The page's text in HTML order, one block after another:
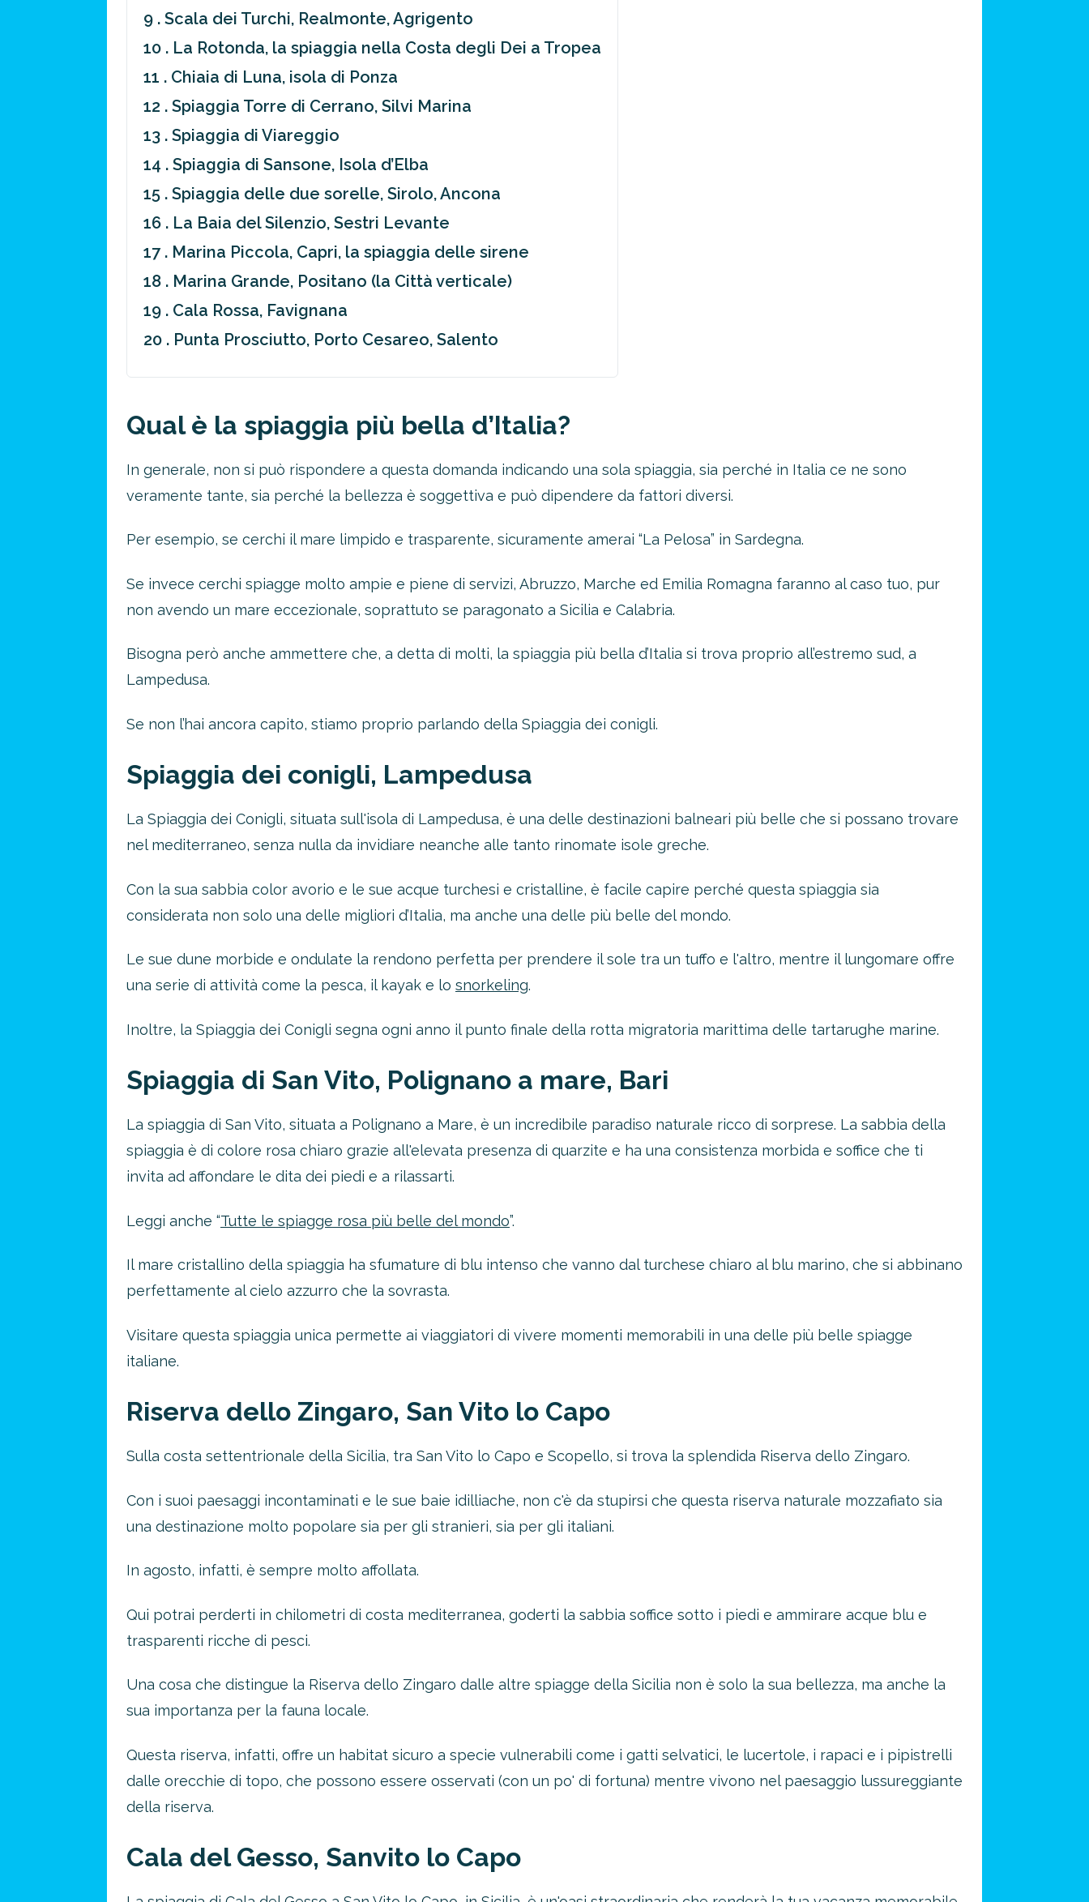
9 . Scala dei Turchi, Realmonte, Agrigento
10 . La Rotonda, la spiaggia nella Costa degli Dei a Tropea
11 . Chiaia di Luna, isola di Ponza
12 . Spiaggia Torre di Cerrano, Silvi Marina
13 . Spiaggia di Viareggio
14 . Spiaggia di Sansone, Isola d’Elba
15 . Spiaggia delle due sorelle, Sirolo, Ancona
16 . La Baia del Silenzio, Sestri Levante
17 . Marina Piccola, Capri, la spiaggia delle sirene
18 . Marina Grande, Positano (la Città verticale)
19 . Cala Rossa, Favignana
20 . Punta Prosciutto, Porto Cesareo, Salento
Qual è la spiaggia più bella d’Italia?
In generale, non si può rispondere a questa domanda indicando una sola spiaggia, sia perché in Italia ce ne sono
veramente tante, sia perché la bellezza è soggettiva e può dipendere da fattori diversi.
Per esempio, se cerchi il mare limpido e trasparente, sicuramente amerai “La Pelosa” in Sardegna.
Se invece cerchi spiagge molto ampie e piene di servizi, Abruzzo, Marche ed Emilia Romagna faranno al caso tuo, pur
non avendo un mare eccezionale, soprattuto se paragonato a Sicilia e Calabria.
Bisogna però anche ammettere che, a detta di molti, la spiaggia più bella d’Italia si trova proprio all’estremo sud, a
Lampedusa.
Se non l’hai ancora capito, stiamo proprio parlando della Spiaggia dei conigli.
Spiaggia dei conigli, Lampedusa
La Spiaggia dei Conigli, situata sull'isola di Lampedusa, è una delle destinazioni balneari più belle che si possano trovare
nel mediterraneo, senza nulla da invidiare neanche alle tanto rinomate isole greche.
Con la sua sabbia color avorio e le sue acque turchesi e cristalline, è facile capire perché questa spiaggia sia
considerata non solo una delle migliori d’Italia, ma anche una delle più belle del mondo.
Le sue dune morbide e ondulate la rendono perfetta per prendere il sole tra un tuffo e l'altro, mentre il lungomare offre
una serie di attività come la pesca, il kayak e lo snorkeling.
Inoltre, la Spiaggia dei Conigli segna ogni anno il punto finale della rotta migratoria marittima delle tartarughe marine.
Spiaggia di San Vito, Polignano a mare, Bari
La spiaggia di San Vito, situata a Polignano a Mare, è un incredibile paradiso naturale ricco di sorprese. La sabbia della
spiaggia è di colore rosa chiaro grazie all'elevata presenza di quarzite e ha una consistenza morbida e soffice che ti
invita ad affondare le dita dei piedi e a rilassarti.
Leggi anche “Tutte le spiagge rosa più belle del mondo”.
Il mare cristallino della spiaggia ha sfumature di blu intenso che vanno dal turchese chiaro al blu marino, che si abbinano
perfettamente al cielo azzurro che la sovrasta.
Visitare questa spiaggia unica permette ai viaggiatori di vivere momenti memorabili in una delle più belle spiagge
italiane.
Riserva dello Zingaro, San Vito lo Capo
Sulla costa settentrionale della Sicilia, tra San Vito lo Capo e Scopello, si trova la splendida Riserva dello Zingaro.
Con i suoi paesaggi incontaminati e le sue baie idilliache, non c'è da stupirsi che questa riserva naturale mozzafiato sia
una destinazione molto popolare sia per gli stranieri, sia per gli italiani.
In agosto, infatti, è sempre molto affollata.
Qui potrai perderti in chilometri di costa mediterranea, goderti la sabbia soffice sotto i piedi e ammirare acque blu e
trasparenti ricche di pesci.
Una cosa che distingue la Riserva dello Zingaro dalle altre spiagge della Sicilia non è solo la sua bellezza, ma anche la
sua importanza per la fauna locale.
Questa riserva, infatti, offre un habitat sicuro a specie vulnerabili come i gatti selvatici, le lucertole, i rapaci e i pipistrelli
dalle orecchie di topo, che possono essere osservati (con un po' di fortuna) mentre vivono nel paesaggio lussureggiante
della riserva.
Cala del Gesso, Sanvito lo Capo
approfitta del nostro 4-2-1
ATTIVA OFFERTA